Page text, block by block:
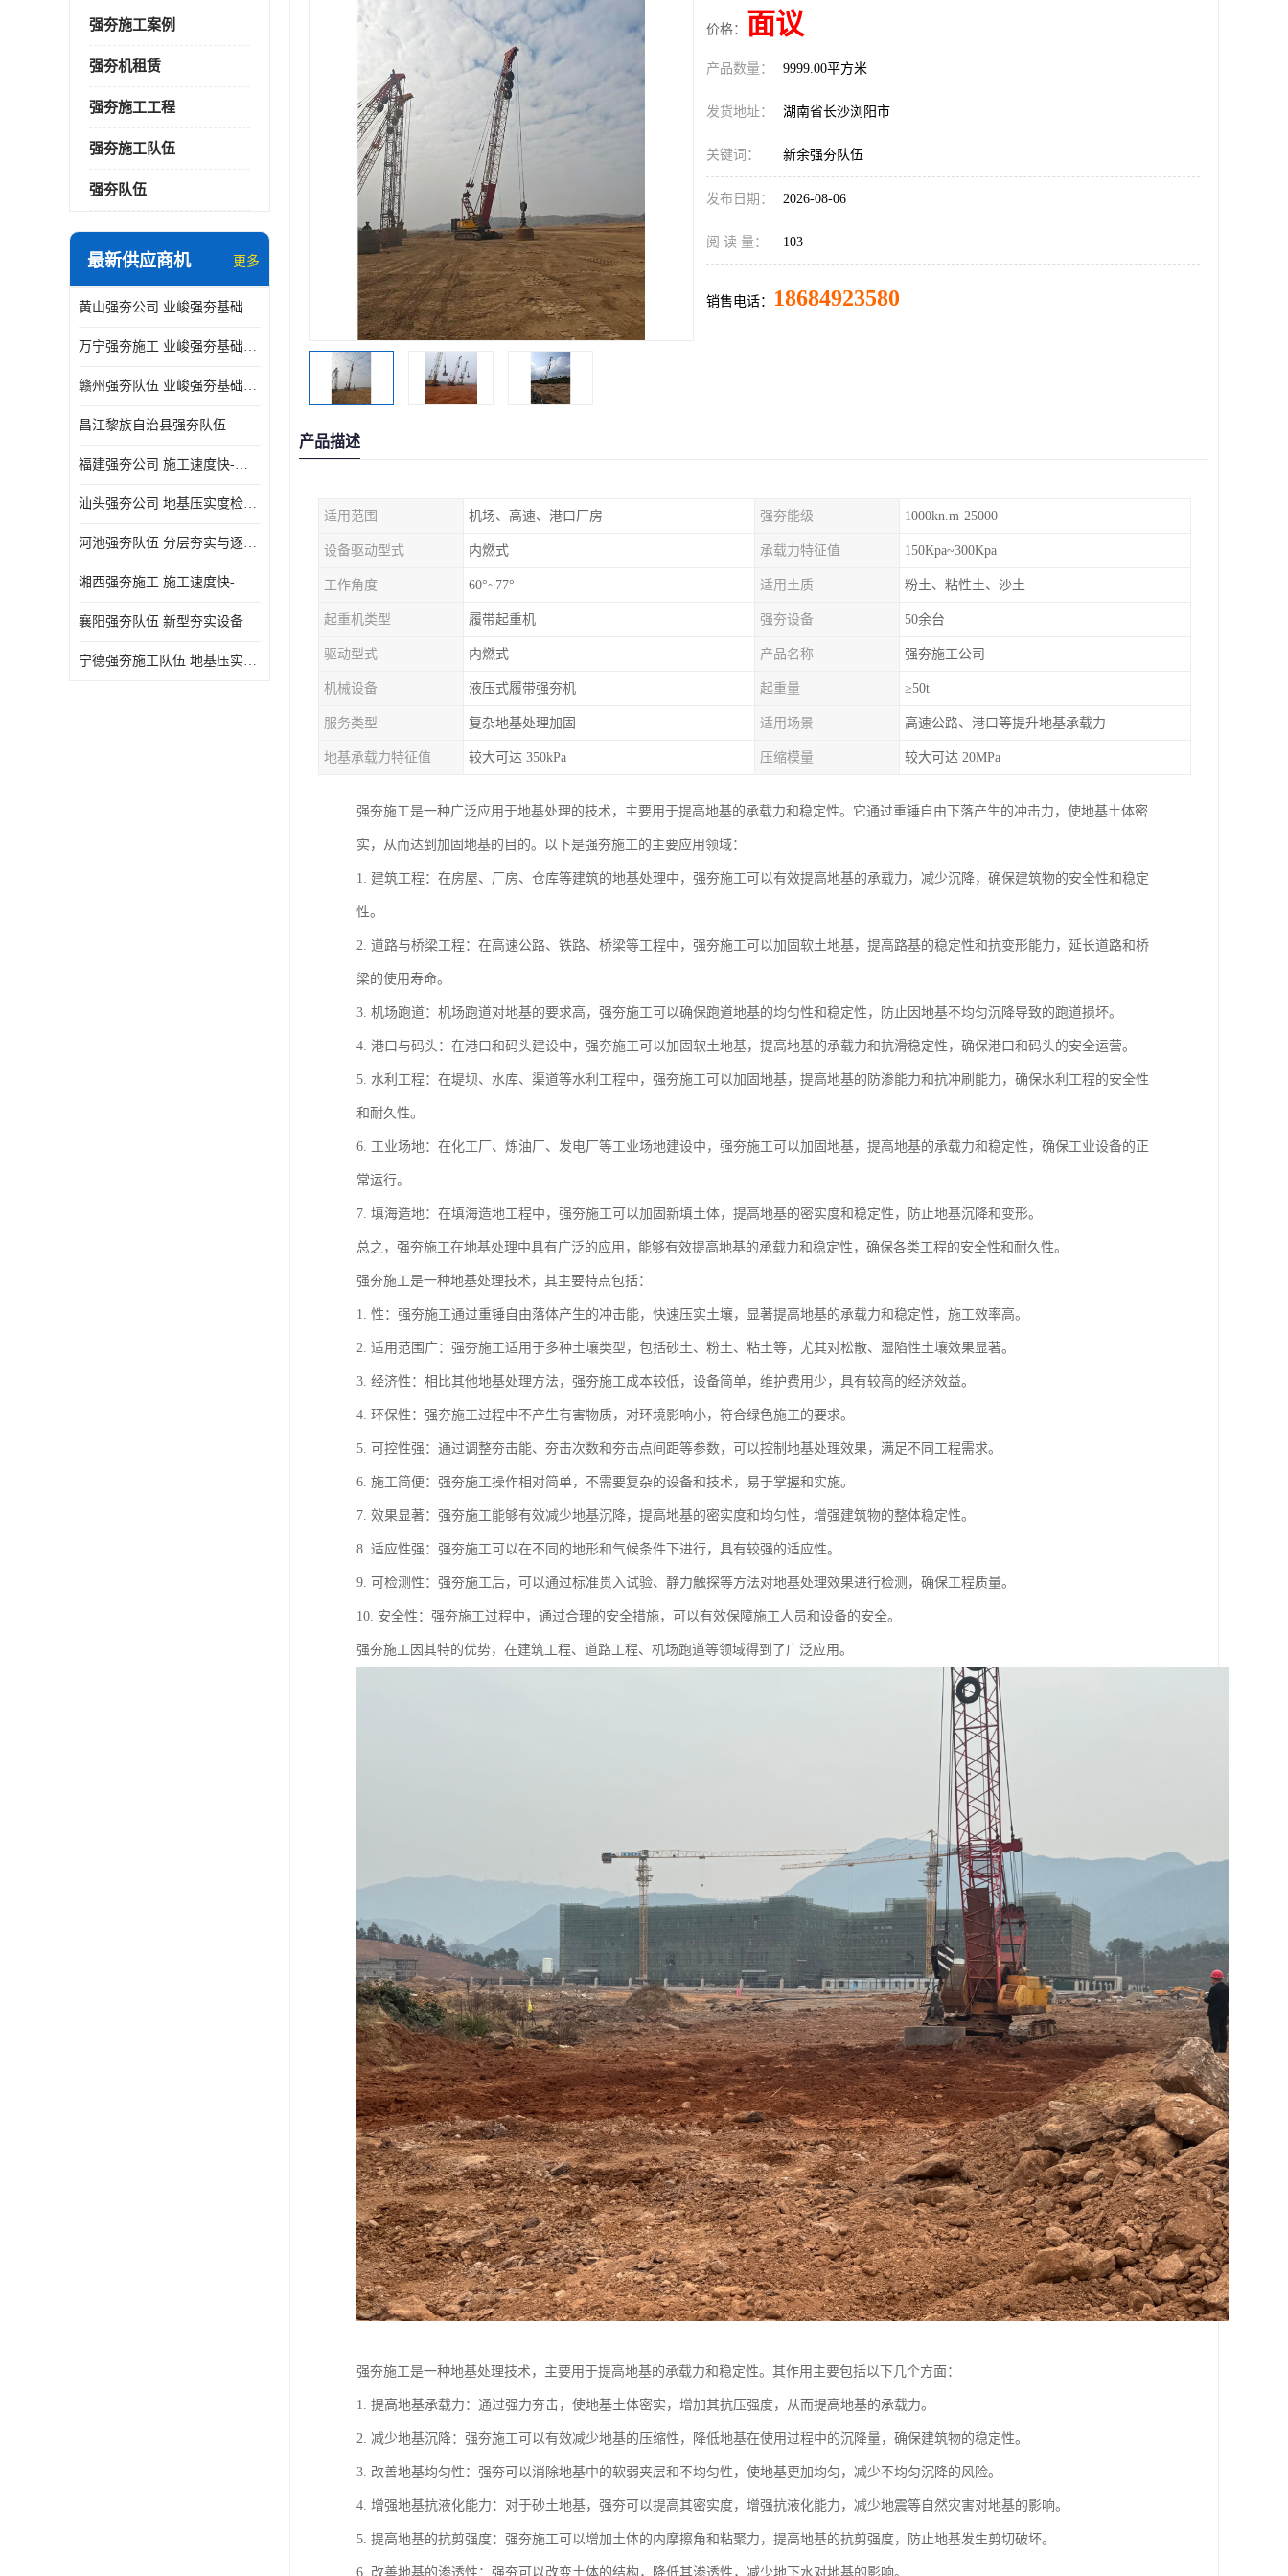
强夯施工案例
强夯机租赁
强夯施工工程
强夯施工队伍
强夯队伍
最新供应商机 更多
黄山强夯公司 业峻强夯基础工程
万宁强夯施工 业峻强夯基础工程
赣州强夯队伍 业峻强夯基础工程
昌江黎族自治县强夯队伍
福建强夯公司 施工速度快-施耐用性强
汕头强夯公司 地基压实度检测方法与标准
河池强夯队伍 分层夯实与逐层检测技术
湘西强夯施工 施工速度快-施耐用性强
襄阳强夯队伍 新型夯实设备
宁德强夯施工队伍 地基压实度检测方法与标准
价格： 面议
产品数量： 9999.00平方米
发货地址： 湖南省长沙浏阳市
关键词： 新余强夯队伍
发布日期： 2026-08-06
阅 读 量： 103
销售电话： 18684923580
产品描述
适用范围 机场、高速、港口厂房 强夯能级 1000kn.m-25000
设备驱动型式 内燃式 承载力特征值 150Kpa~300Kpa
工作角度 60°~77° 适用土质 粉土、粘性土、沙土
起重机类型 履带起重机 强夯设备 50余台
驱动型式 内燃式 产品名称 强夯施工公司
机械设备 液压式履带强夯机 起重量 ≥50t
服务类型 复杂地基处理加固 适用场景 高速公路、港口等提升地基承载力
地基承载力特征值 较大可达 350kPa 压缩模量 较大可达 20MPa
强夯施工是一种广泛应用于地基处理的技术，主要用于提高地基的承载力和稳定性。它通过重锤自由下落产生的冲击力，使地基土体密
实，从而达到加固地基的目的。以下是强夯施工的主要应用领域：
1. 建筑工程：在房屋、厂房、仓库等建筑的地基处理中，强夯施工可以有效提高地基的承载力，减少沉降，确保建筑物的安全性和稳定
性。
2. 道路与桥梁工程：在高速公路、铁路、桥梁等工程中，强夯施工可以加固软土地基，提高路基的稳定性和抗变形能力，延长道路和桥
梁的使用寿命。
3. 机场跑道：机场跑道对地基的要求高，强夯施工可以确保跑道地基的均匀性和稳定性，防止因地基不均匀沉降导致的跑道损坏。
4. 港口与码头：在港口和码头建设中，强夯施工可以加固软土地基，提高地基的承载力和抗滑稳定性，确保港口和码头的安全运营。
5. 水利工程：在堤坝、水库、渠道等水利工程中，强夯施工可以加固地基，提高地基的防渗能力和抗冲刷能力，确保水利工程的安全性
和耐久性。
6. 工业场地：在化工厂、炼油厂、发电厂等工业场地建设中，强夯施工可以加固地基，提高地基的承载力和稳定性，确保工业设备的正
常运行。
7. 填海造地：在填海造地工程中，强夯施工可以加固新填土体，提高地基的密实度和稳定性，防止地基沉降和变形。
总之，强夯施工在地基处理中具有广泛的应用，能够有效提高地基的承载力和稳定性，确保各类工程的安全性和耐久性。
强夯施工是一种地基处理技术，其主要特点包括：
1. 性：强夯施工通过重锤自由落体产生的冲击能，快速压实土壤，显著提高地基的承载力和稳定性，施工效率高。
2. 适用范围广：强夯施工适用于多种土壤类型，包括砂土、粉土、粘土等，尤其对松散、湿陷性土壤效果显著。
3. 经济性：相比其他地基处理方法，强夯施工成本较低，设备简单，维护费用少，具有较高的经济效益。
4. 环保性：强夯施工过程中不产生有害物质，对环境影响小，符合绿色施工的要求。
5. 可控性强：通过调整夯击能、夯击次数和夯击点间距等参数，可以控制地基处理效果，满足不同工程需求。
6. 施工简便：强夯施工操作相对简单，不需要复杂的设备和技术，易于掌握和实施。
7. 效果显著：强夯施工能够有效减少地基沉降，提高地基的密实度和均匀性，增强建筑物的整体稳定性。
8. 适应性强：强夯施工可以在不同的地形和气候条件下进行，具有较强的适应性。
9. 可检测性：强夯施工后，可以通过标准贯入试验、静力触探等方法对地基处理效果进行检测，确保工程质量。
10. 安全性：强夯施工过程中，通过合理的安全措施，可以有效保障施工人员和设备的安全。
强夯施工因其特的优势，在建筑工程、道路工程、机场跑道等领域得到了广泛应用。
强夯施工是一种地基处理技术，主要用于提高地基的承载力和稳定性。其作用主要包括以下几个方面：
1. 提高地基承载力：通过强力夯击，使地基土体密实，增加其抗压强度，从而提高地基的承载力。
2. 减少地基沉降：强夯施工可以有效减少地基的压缩性，降低地基在使用过程中的沉降量，确保建筑物的稳定性。
3. 改善地基均匀性：强夯可以消除地基中的软弱夹层和不均匀性，使地基更加均匀，减少不均匀沉降的风险。
4. 增强地基抗液化能力：对于砂土地基，强夯可以提高其密实度，增强抗液化能力，减少地震等自然灾害对地基的影响。
5. 提高地基的抗剪强度：强夯施工可以增加土体的内摩擦角和粘聚力，提高地基的抗剪强度，防止地基发生剪切破坏。
6. 改善地基的渗透性：强夯可以改变土体的结构，降低其渗透性，减少地下水对地基的影响。